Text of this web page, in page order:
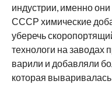
индустрии, именно
СССР химические
уберечь
технологи на заводах
варили и добавляли
которая